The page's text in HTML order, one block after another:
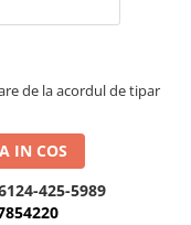
de la acordul de tipar
IN COS
425-5989